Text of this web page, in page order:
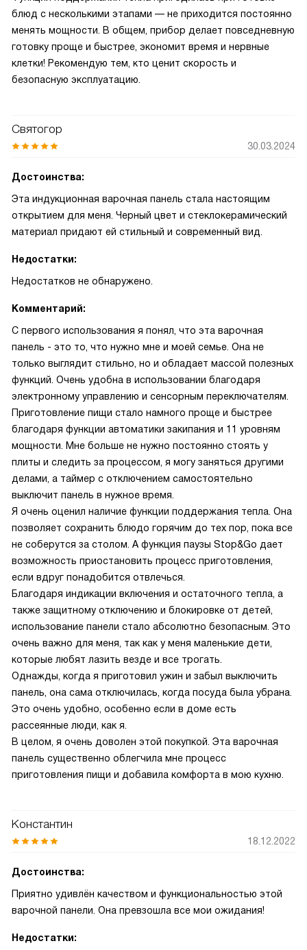
блюд с несколькими этапами — не приходится постоянно
менять мощности. В общем, прибор делает повседневную
готовку проще и быстрее, экономит время и нервные
клетки! Рекомендую тем, кто ценит скорость и
безопасную эксплуатацию.
Святогор
30.03.2024
Достоинства:
Эта индукционная варочная панель стала настоящим
открытием для меня. Черный цвет и стеклокерамический
материал придают ей стильный и современный вид.
Недостатки:
Недостатков не обнаружено.
Комментарий:
С первого использования я понял, что эта варочная
панель - это то, что нужно мне и моей семье. Она не
только выглядит стильно, но и обладает массой полезных
функций. Очень удобна в использовании благодаря
электронному управлению и сенсорным переключателям.
Приготовление пищи стало намного проще и быстрее
благодаря функции автоматики закипания и 11 уровням
мощности. Мне больше не нужно постоянно стоять у
плиты и следить за процессом, я могу заняться другими
делами, а таймер с отключением самостоятельно
выключит панель в нужное время.
Я очень оценил наличие функции поддержания тепла. Она
позволяет сохранить блюдо горячим до тех пор, пока все
не соберутся за столом. А функция паузы Stop&Go дает
возможность приостановить процесс приготовления,
если вдруг понадобится отвлечься.
Благодаря индикации включения и остаточного тепла, а
также защитному отключению и блокировке от детей,
использование панели стало абсолютно безопасным. Это
очень важно для меня, так как у меня маленькие дети,
которые любят лазить везде и все трогать.
Однажды, когда я приготовил ужин и забыл выключить
панель, она сама отключилась, когда посуда была убрана.
Это очень удобно, особенно если в доме есть
рассеянные люди, как я.
В целом, я очень доволен этой покупкой. Эта варочная
панель существенно облегчила мне процесс
приготовления пищи и добавила комфорта в мою кухню.
Константин
18.12.2022
Достоинства:
Приятно удивлён качеством и функциональностью этой
варочной панели. Она превзошла все мои ожидания!
Недостатки: